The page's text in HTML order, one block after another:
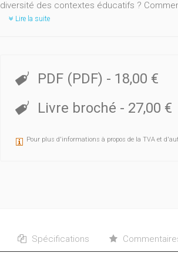
diversité des contextes éducatifs ?
Lire la suite
PDF (PDF) - 18,00 €
Livre broché - 27,00 €
Pour plus d'informations à propos de la TVA et
Spécifications